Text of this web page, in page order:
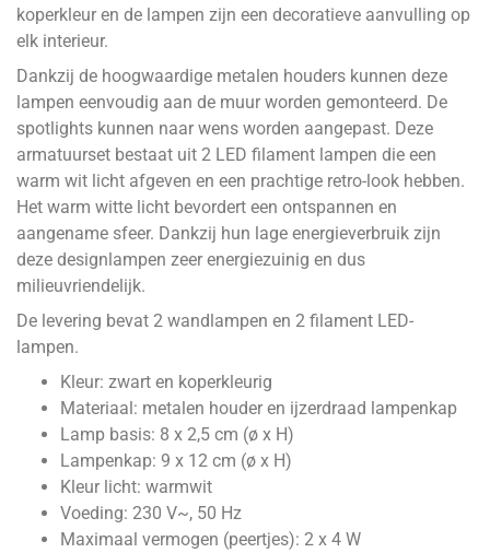
koperkleur en de lampen zijn een decoratieve aanvulling op
elk interieur.
Dankzij de hoogwaardige metalen houders kunnen deze
lampen eenvoudig aan de muur worden gemonteerd. De
spotlights kunnen naar wens worden aangepast. Deze
armatuurset bestaat uit 2 LED filament lampen die een
warm wit licht afgeven en een prachtige retro-look hebben.
Het warm witte licht bevordert een ontspannen en
aangename sfeer. Dankzij hun lage energieverbruik zijn
deze designlampen zeer energiezuinig en dus
milieuvriendelijk.
De levering bevat 2 wandlampen en 2 filament LED-
lampen.
Kleur: zwart en koperkleurig
Materiaal: metalen houder en ijzerdraad lampenkap
Lamp basis: 8 x 2,5 cm (ø x H)
Lampenkap: 9 x 12 cm (ø x H)
Kleur licht: warmwit
Voeding: 230 V~, 50 Hz
Maximaal vermogen (peertjes): 2 x 4 W